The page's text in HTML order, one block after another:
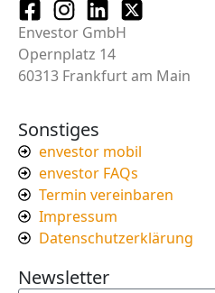
Envestor GmbH
Opernplatz 14
60313 Frankfurt am Main
Sonstiges
envestor mobil
envestor FAQs
Termin vereinbaren
Impressum
Datenschutzerklärung
Newsletter